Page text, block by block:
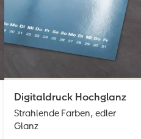
Digitaldruck Hochglanz
Strahlende Farben, edler
Glanz